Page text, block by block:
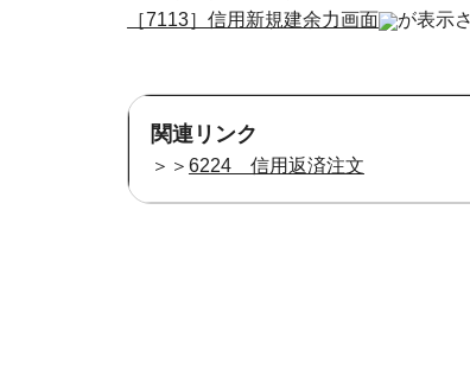
［7113］信用新規建余力画面
が表示
関連リンク
＞＞ 6224 信用返済注文